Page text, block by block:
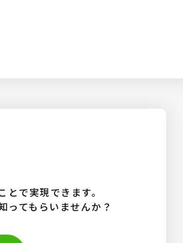
で実現できます。
ってもらいませんか？